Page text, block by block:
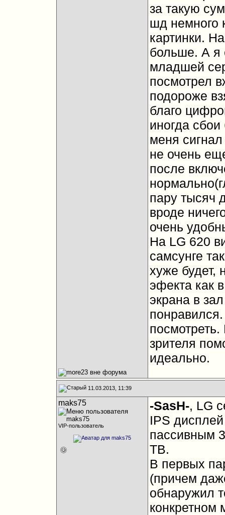
за такую
шд немного
картинки.
больше. А я
младшей
посмотрел
подороже
благо
иногда
меня
не очень
после
пару тысяч
вроде
очень
На LG 620
самсунге
хуже будет,
эфекта как
экрана в
зрителя
идеально.
11.03.2013, 11:39
maks75
VIP-пользователь
-SasH-, LG
IPS
пассивным
ТВ.
В первых
(причем
обнаружил
конкретном